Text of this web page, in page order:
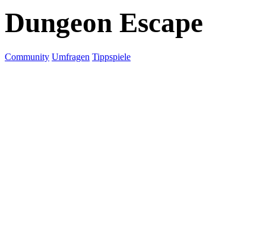
Dungeon Escape
Community Umfragen Tippspiele